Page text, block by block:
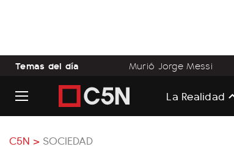
Temas del día Murió Jorge Messi
La Realidad
C5N > SOCIEDAD